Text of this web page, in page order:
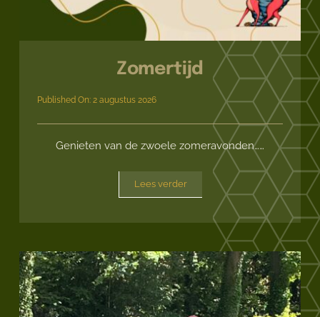
Zomertijd
Published On: 2 augustus 2026
Genieten van de zwoele zomeravonden……
Lees verder